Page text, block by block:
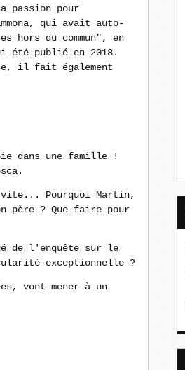
passion pour
qui avait auto-
hors du commun", en
été publié en 2018.
il fait également
dans une famille !
vite... Pourquoi Martin,
? Que faire pour
de l'enquête sur le
exceptionnelle ?
vont mener à un